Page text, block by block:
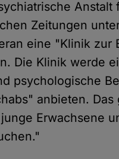
Anstalt
Zeitungen
eine "Klinik zur
Die Klinik werde
psychologische
anbieten.
Erwachsene